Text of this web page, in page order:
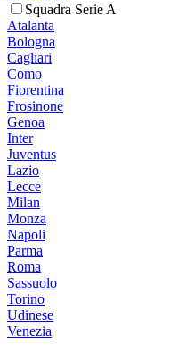
Squadra Serie A
Atalanta
Bologna
Cagliari
Como
Fiorentina
Frosinone
Genoa
Inter
Juventus
Lazio
Lecce
Milan
Monza
Napoli
Parma
Roma
Sassuolo
Torino
Udinese
Venezia